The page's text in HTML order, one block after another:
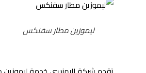
ليموزين مطار سفنكس